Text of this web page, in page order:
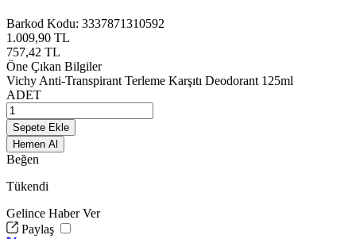
Barkod Kodu: 3337871310592
1.009,90 TL
757,42 TL
Öne Çıkan Bilgiler
Vichy Anti-Transpirant Terleme Karşıtı Deodorant 125ml
ADET
Sepete Ekle
Hemen Al
Beğen
Tükendi
Gelince Haber Ver
Paylaş